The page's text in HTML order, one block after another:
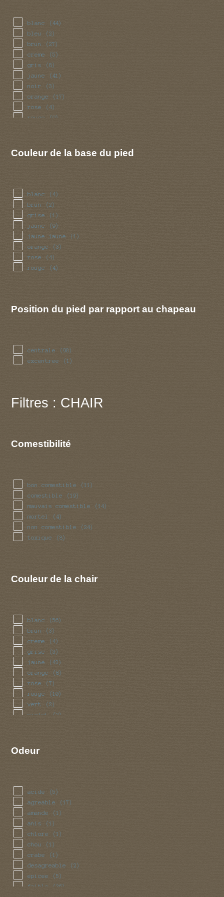
blanc (44)
bleu (2)
brun (27)
creme (5)
gris (8)
jaune (41)
noir (3)
orange (17)
rose (4)
rouge (9)
Couleur de la base du pied
blanc (4)
brun (2)
grise (1)
jaune (9)
jaune jaune (1)
orange (3)
rose (4)
rouge (4)
Position du pied par rapport au chapeau
centrale (98)
excentree (1)
Filtres : CHAIR
Comestibilité
bon comestible (11)
comestible (19)
mauvais comestible (14)
mortel (4)
non comestible (24)
toxique (8)
Couleur de la chair
blanc (56)
brun (3)
creme (4)
grise (3)
jaune (42)
orange (8)
rose (7)
rouge (10)
vert (2)
violet (2)
Odeur
acide (5)
agreable (17)
amande (1)
anis (1)
chlore (1)
chou (1)
crabe (1)
desagreable (2)
epicee (5)
faible (36)